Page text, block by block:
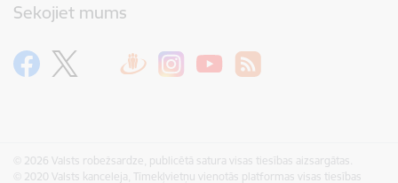
Sekojiet mums
© 2026 Valsts robežsardze, publicētā satura visas tiesības aizsargātas.
© 2020 Valsts kanceleja, Tīmekļvietņu vienotās platformas visas tiesības